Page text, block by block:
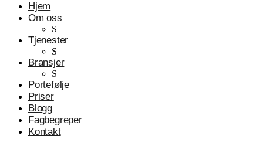
Hjem
Om oss
S
Tjenester
S
Bransjer
S
Portefølje
Priser
Blogg
Fagbegreper
Kontakt